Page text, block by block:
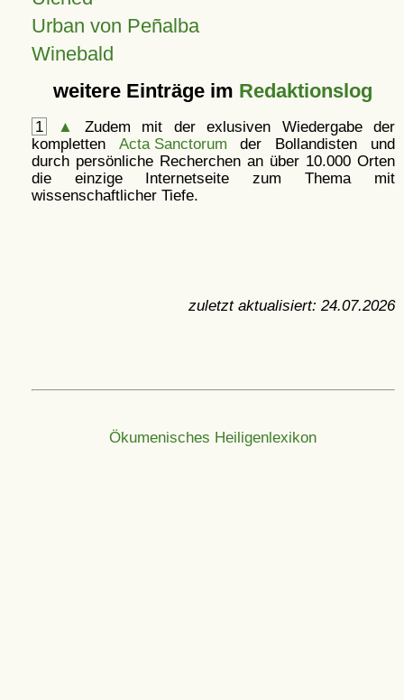
Urban von Peñalba
Winebald
weitere Einträge im Redaktionslog
1 ▲
Zudem mit der exlusiven Wiedergabe der
kompletten Acta Sanctorum der Bollandisten und
durch persönliche Recherchen an über 10.000 Orten
die einzige Internetseite zum Thema mit
wissenschaftlicher Tiefe.
zuletzt aktualisiert: 24.07.2026
Ökumenisches Heiligenlexikon